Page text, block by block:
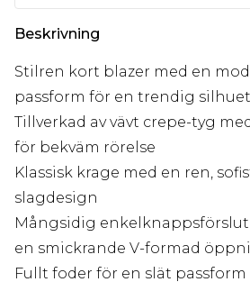
Beskrivning
Stilren kort blazer med en
passform för en trendig
Tillverkad av vävt crepe-tyg
för bekväm rörelse
Klassisk krage med en ren,
slagdesign
Mångsidig
en smickrande V-formad
Fullt foder för en slät